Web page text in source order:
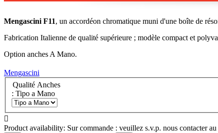
Mengascini F11, un accordéon chromatique muni d'une boîte de
Fabrication Italienne de qualité supérieure ; modèle compact et
Option anches A Mano.
Mengascini
Qualité Anches
: Tipo a Mano

Product availability: Sur commande : veuillez s.v.p. nous contacter